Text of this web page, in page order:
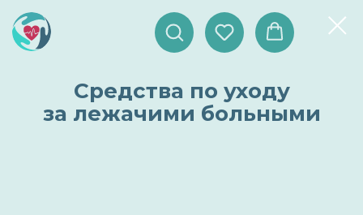
Средства по уходу
за лежачими больными